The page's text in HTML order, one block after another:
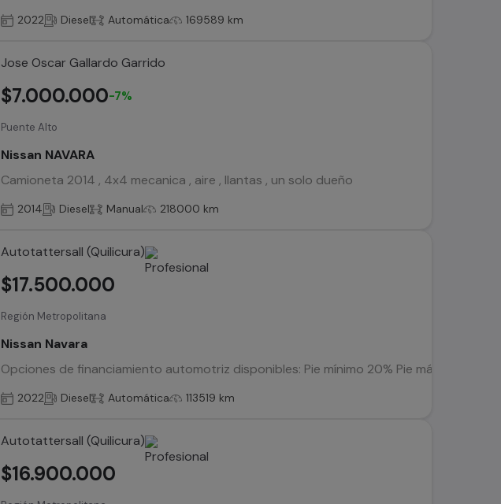
2022 Diesel Automática 169589 km
Jose Oscar Gallardo Garrido
Puente Alto
Nissan NAVARA
Camioneta 2014 , 4x4 mecanica , aire , llantas , un solo dueño
$7.000.000-7%
2014 Diesel Manual 218000 km
Autotattersall (Quilicura)
Región Metropolitana
Nissan Navara
Opciones de financiamiento automotriz disponibles: Pie mínimo 20% Pie máximo
$17.500.000
2022 Diesel Automática 113519 km
Autotattersall (Quilicura)
$16.900.000